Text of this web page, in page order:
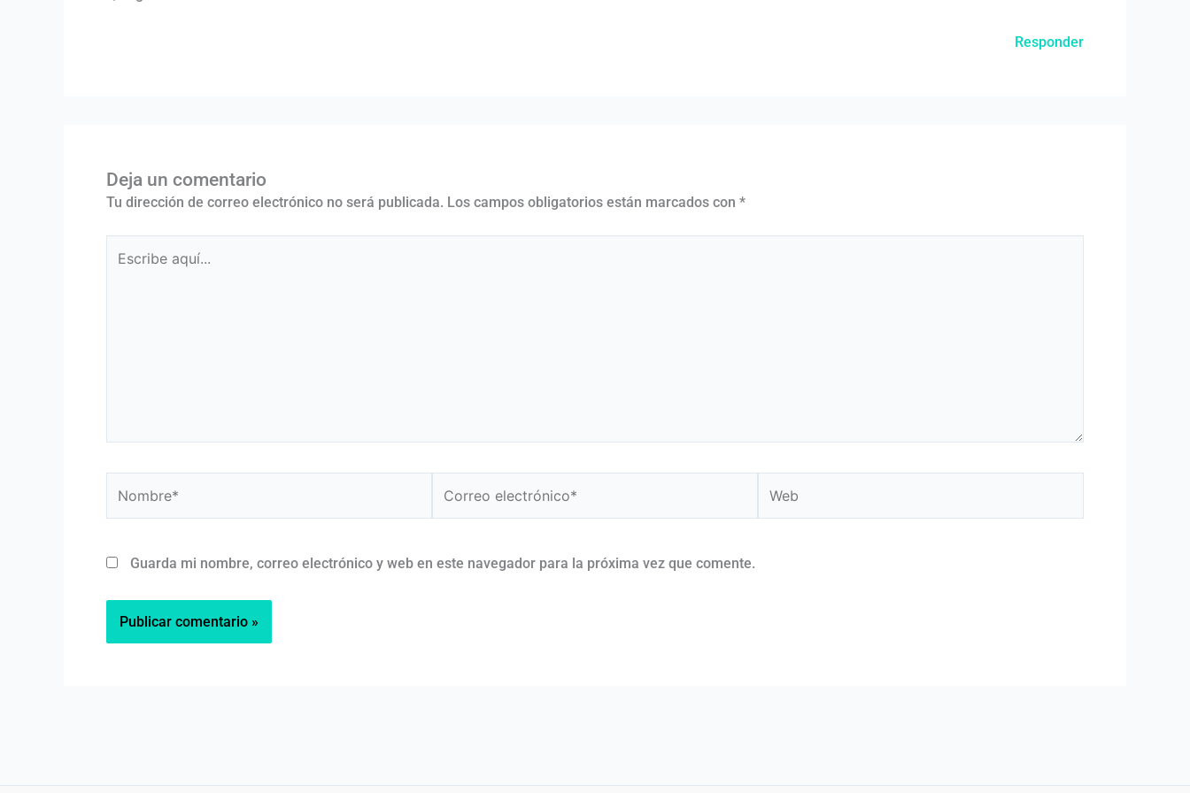
Responder
Deja un comentario
Tu dirección de correo electrónico no será publicada. Los campos obligatorios están marcados con *
aquí...
electrónico*
Guarda mi nombre, correo electrónico y web en este navegador para la próxima vez que comente.